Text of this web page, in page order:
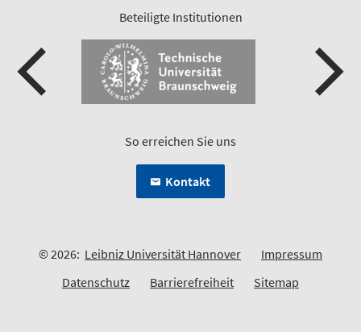
Beteiligte Institutionen
So erreichen Sie uns
Kontakt
© 2026: Leibniz Universität Hannover
Impressum
Datenschutz
Barrierefreiheit Sitemap